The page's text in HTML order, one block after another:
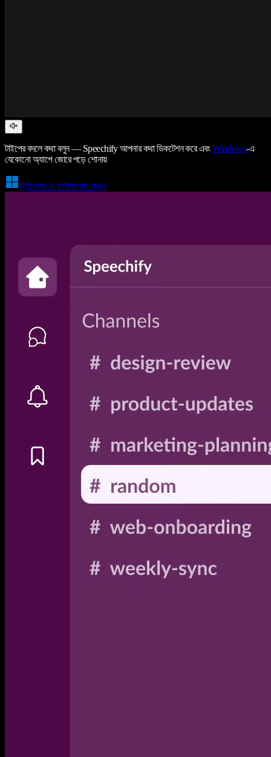
টাইপের বদলে কথা বলুন — Speechify আপনার কথা ডিকটেশন করে এবংWindows-এ
যেকোনো অ্যাপে জোরে পড়ে শোনায়
উইন্ডোজ-এ ডাউনলোড করুন